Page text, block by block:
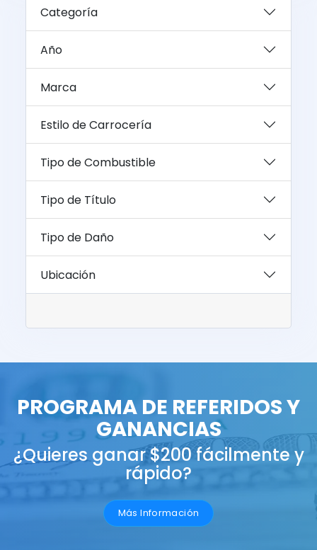
Categoría
Año
Marca
Estilo de Carrocería
Tipo de Combustible
Tipo de Título
Tipo de Daño
Ubicación
PROGRAMA DE REFERIDOS Y
GANANCIAS
¿Quieres ganar $200 fácilmente y
rápido?
Más Información